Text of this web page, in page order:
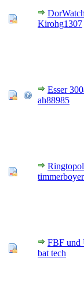
Kirohg1307
Esser
ah88985
timmerboyer
FBF und
bat tech